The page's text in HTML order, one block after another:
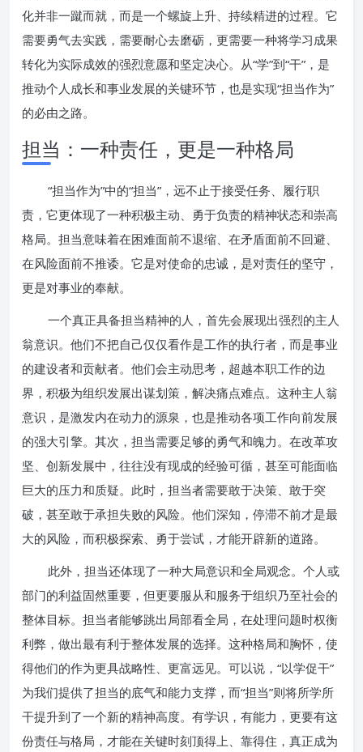
化并非一蹴而就，而是一个螺旋上升、持续精进的过程。它
需要勇气去实践，需要耐心去磨砺，更需要一种将学习成果
转化为实际成效的强烈意愿和坚定决心。从“学”到“干”，是
推动个人成长和事业发展的关键环节，也是实现“担当作为”
的必由之路。
担当：一种责任，更是一种格局
“担当作为”中的“担当”，远不止于接受任务、履行职
责，它更体现了一种积极主动、勇于负责的精神状态和崇高
格局。担当意味着在困难面前不退缩、在矛盾面前不回避、
在风险面前不推诿。它是对使命的忠诚，是对责任的坚守，
更是对事业的奉献。
一个真正具备担当精神的人，首先会展现出强烈的主人
翁意识。他们不把自己仅仅看作是工作的执行者，而是事业
的建设者和贡献者。他们会主动思考，超越本职工作的边
界，积极为组织发展出谋划策，解决痛点难点。这种主人翁
意识，是激发内在动力的源泉，也是推动各项工作向前发展
的强大引擎。其次，担当需要足够的勇气和魄力。在改革攻
坚、创新发展中，往往没有现成的经验可循，甚至可能面临
巨大的压力和质疑。此时，担当者需要敢于决策、敢于突
破，甚至敢于承担失败的风险。他们深知，停滞不前才是最
大的风险，而积极探索、勇于尝试，才能开辟新的道路。
此外，担当还体现了一种大局意识和全局观念。个人或
部门的利益固然重要，但更要服从和服务于组织乃至社会的
整体目标。担当者能够跳出局部看全局，在处理问题时权衡
利弊，做出最有利于整体发展的选择。这种格局和胸怀，使
得他们的作为更具战略性、更富远见。可以说，“以学促干”
为我们提供了担当的底气和能力支撑，而“担当”则将所学所
干提升到了一个新的精神高度。有学识，有能力，更要有这
份责任与格局，才能在关键时刻顶得上、靠得住，真正成为